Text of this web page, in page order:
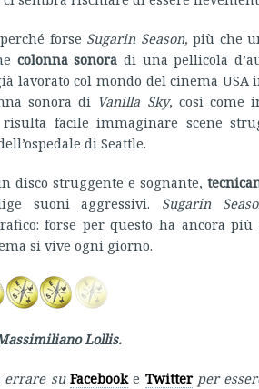
forse Sugarin Season, più che
colonna sonora di una pellicola
lavorato col mondo del cinema
sonora di Vanilla Sky, così come
risulta facile immaginare scene
di Seattle.
disco struggente e sognante,
suoni aggressivi. Sugarin
forse per questo ha ancora
si vive ogni giorno.
Lollis.
errare su Facebook e Twitter per